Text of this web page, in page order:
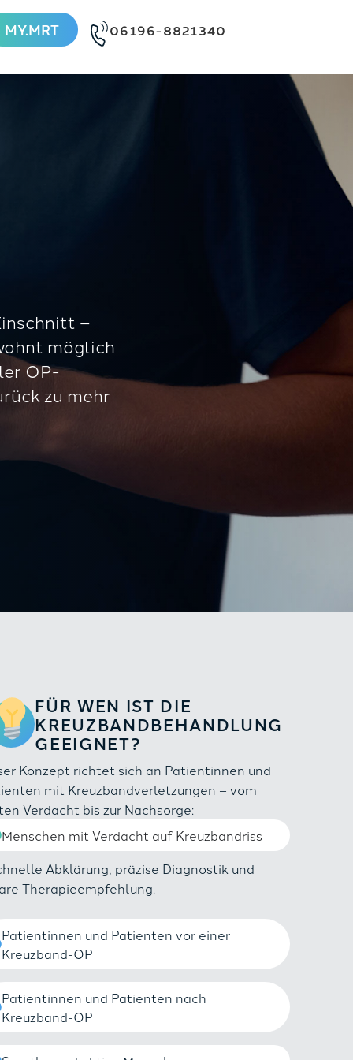
MY.MRT 06196-8821340
–
möglich
OP-
zu mehr
FÜR WEN IST DIE
KREUZBANDBEHANDLUNG
GEEIGNET?
Konzept richtet sich an Patientinnen und
mit Kreuzbandverletzungen – vom
Verdacht bis zur Nachsorge:
Menschen mit Verdacht auf Kreuzbandriss
Abklärung, präzise Diagnostik und
Therapieempfehlung.
Patientinnen und Patienten vor einer
Kreuzband-OP
Patientinnen und Patienten nach
Kreuzband-OP